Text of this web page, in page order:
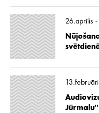
26.aprīlis